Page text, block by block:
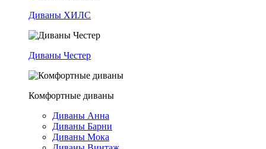
Диваны ХИЛС
Диваны Честер
Комфортные диваны
Диваны Анна
Диваны Барни
Диваны Мока